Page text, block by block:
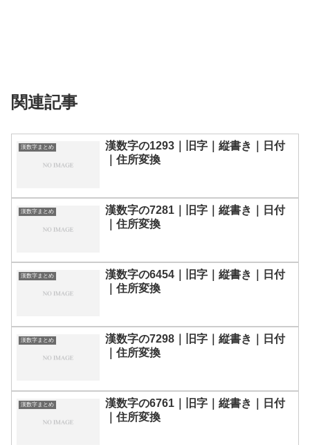
関連記事
漢数字まとめ
漢数字の1293｜旧字｜縦書き｜日付
｜住所変換
漢数字まとめ
漢数字の7281｜旧字｜縦書き｜日付
｜住所変換
漢数字まとめ
漢数字の6454｜旧字｜縦書き｜日付
｜住所変換
漢数字まとめ
漢数字の7298｜旧字｜縦書き｜日付
｜住所変換
漢数字まとめ
漢数字の6761｜旧字｜縦書き｜日付
｜住所変換